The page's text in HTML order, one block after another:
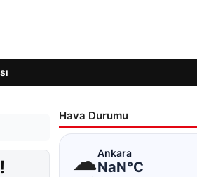
Hava Durumu
☁Ankara
NaN°C